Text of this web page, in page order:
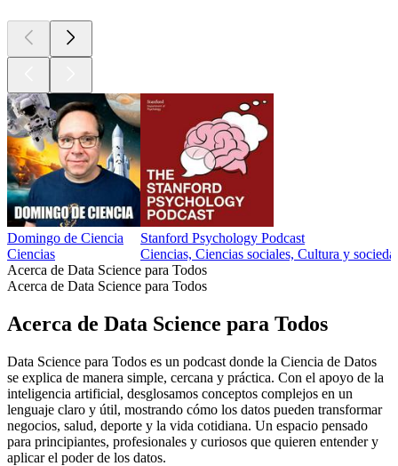
Domingo de Ciencia
Ciencias
Stanford Psychology Podcast
Ciencias, Ciencias sociales, Cultura y
Acerca de Data Science para Todos
Acerca de Data Science para Todos
Acerca de Data Science para Todos
Data Science para Todos es un podcast donde la Ciencia de Datos
se explica de manera simple, cercana y práctica. Con el apoyo de la
inteligencia artificial, desglosamos conceptos complejos en un
lenguaje claro y útil, mostrando cómo los datos pueden transformar
negocios, salud, deporte y la vida cotidiana. Un espacio pensado
para principiantes, profesionales y curiosos que quieren entender y
aplicar el poder de los datos.